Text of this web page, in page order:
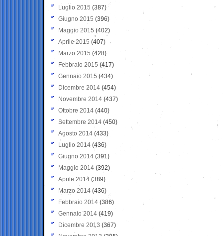
Luglio 2015 (387)
Giugno 2015 (396)
Maggio 2015 (402)
Aprile 2015 (407)
Marzo 2015 (428)
Febbraio 2015 (417)
Gennaio 2015 (434)
Dicembre 2014 (454)
Novembre 2014 (437)
Ottobre 2014 (440)
Settembre 2014 (450)
Agosto 2014 (433)
Luglio 2014 (436)
Giugno 2014 (391)
Maggio 2014 (392)
Aprile 2014 (389)
Marzo 2014 (436)
Febbraio 2014 (386)
Gennaio 2014 (419)
Dicembre 2013 (367)